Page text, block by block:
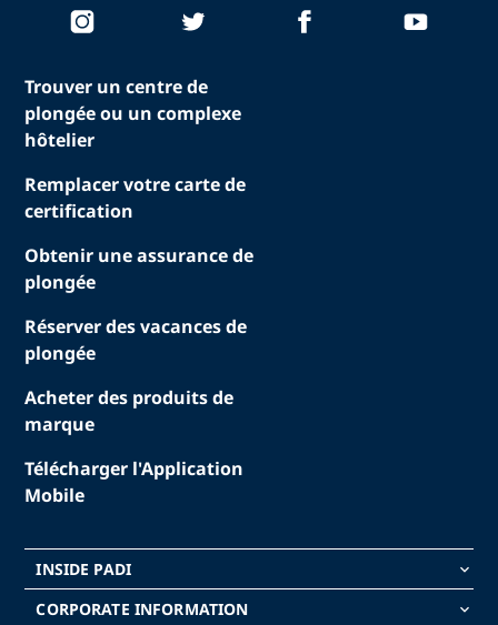
Trouver un centre de
plongée ou un complexe
hôtelier
Remplacer votre carte de
certification
Obtenir une assurance de
plongée
Réserver des vacances de
plongée
Acheter des produits de
marque
Télécharger l'Application
Mobile
INSIDE PADI keyboard_arrow_down
CORPORATE INFORMATION keyboard_arrow_down